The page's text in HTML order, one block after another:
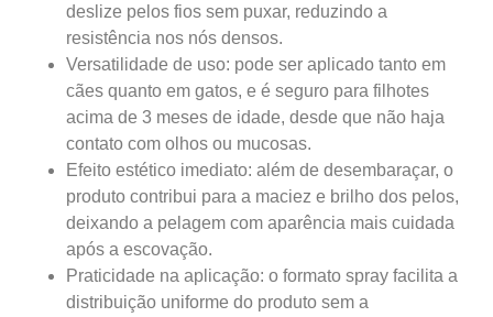
deslize pelos fios sem puxar, reduzindo a
resistência nos nós densos.
Versatilidade de uso: pode ser aplicado tanto em
cães quanto em gatos, e é seguro para filhotes
acima de 3 meses de idade, desde que não haja
contato com olhos ou mucosas.
Efeito estético imediato: além de desembaraçar, o
produto contribui para a maciez e brilho dos pelos,
deixando a pelagem com aparência mais cuidada
após a escovação.
Praticidade na aplicação: o formato spray facilita a
distribuição uniforme do produto sem a